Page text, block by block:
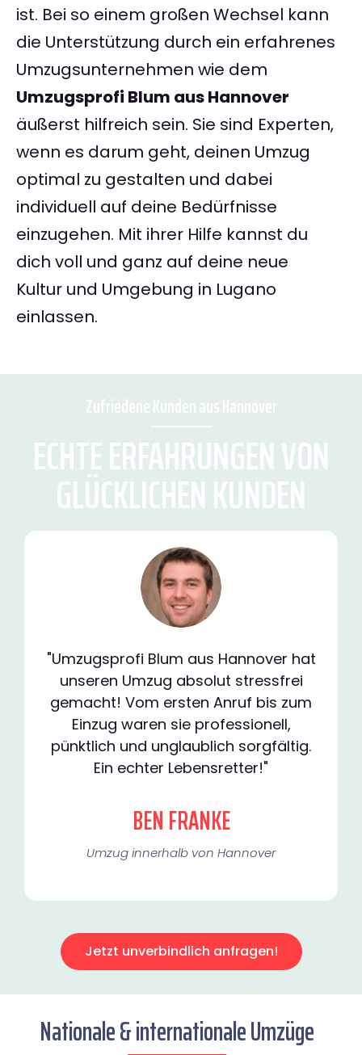
ist. Bei so einem großen Wechsel kann
die Unterstützung durch ein erfahrenes
Umzugsunternehmen wie dem
Umzugsprofi Blum aus Hannover
äußerst hilfreich sein. Sie sind Experten,
wenn es darum geht, deinen Umzug
optimal zu gestalten und dabei
individuell auf deine Bedürfnisse
einzugehen. Mit ihrer Hilfe kannst du
dich voll und ganz auf deine neue
Kultur und Umgebung in Lugano
einlassen.
Zufriedene Kunden aus Hannover
ECHTE ERFAHRUNGEN VON
GLÜCKLICHEN KUNDEN
"Umzugsprofi Blum aus Hannover hat
unseren Umzug absolut stressfrei
gemacht! Vom ersten Anruf bis zum
Einzug waren sie professionell,
pünktlich und unglaublich sorgfältig.
Ein echter Lebensretter!"
BEN FRANKE
Umzug innerhalb von Hannover​
Jetzt unverbindlich anfragen!
Nationale & internationale Umzüge